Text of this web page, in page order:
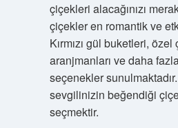
çiçekleri alacağınızı
çiçekler en romantik ve
Kırmızı gül buketleri, özel
aranjmanları ve daha
seçenekler
sevgilinizin beğendiği
seçmektir.